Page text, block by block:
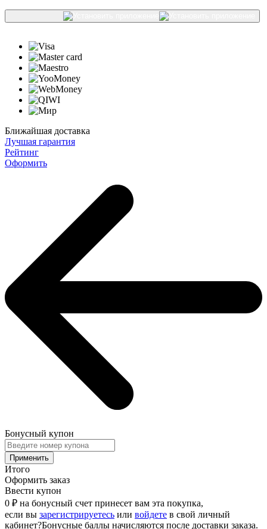
Ближайшая доставка
Лучшая гарантия
Рейтинг
Оформить
Бонусный купон
Применить
Итого
Оформить заказ
Ввести купон
0 ₽ на бонусный счет принесет вам эта покупка,
если вы зарегистрируетесь или войдете в свой личный
кабинет?Бонусные баллы начисляются после доставки заказа.